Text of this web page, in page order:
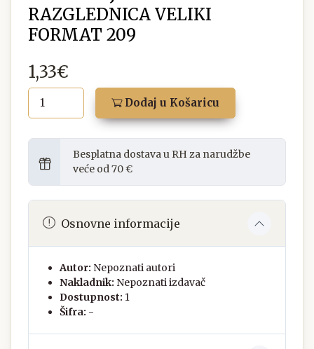
RAZGLEDNICA VELIKI
FORMAT 209
1,33€
Dodaj u Košaricu
Besplatna dostava u RH za narudžbe
veće od 70 €
Osnovne informacije
Autor: Nepoznati autori
Nakladnik: Nepoznati izdavač
Dostupnost: 1
Šifra: -